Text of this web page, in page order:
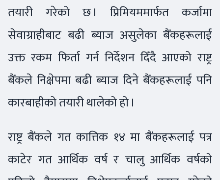
तयारी गरेको छ । प्रिमियममार्फत कर्जामा
सेवाग्राहीबाट बढी ब्याज असुलेका बैंकहरूलाई
उक्त रकम फिर्ता गर्न निर्देशन दिँदै आएको राष्ट्र
बैंकले निक्षेपमा बढी ब्याज दिने बैंकहरूलाई पनि
कारबाहीको तयारी थालेको हो ।
राष्ट्र बैंकले गत कात्तिक १४ मा बैंकहरूलाई पत्र
काटेर गत आर्थिक वर्ष र चालु आर्थिक वर्षको